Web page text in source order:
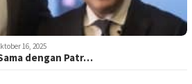
16, 2025
dengan Patr…